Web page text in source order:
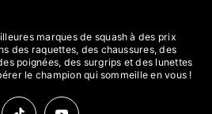
marques de squash à des prix
des raquettes, des chaussures, des
poignées, des surgrips et des lunettes
le champion qui sommeille en vous !